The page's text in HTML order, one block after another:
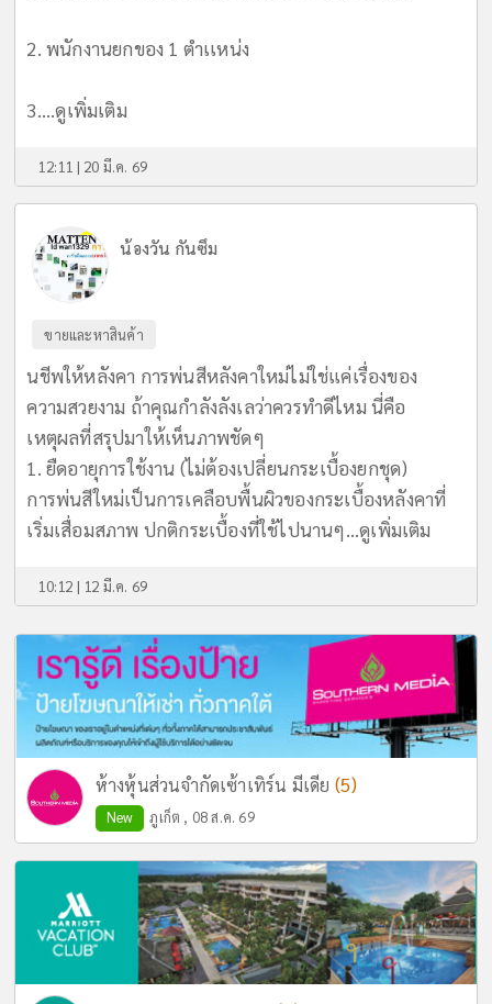
2. พนักงานยกของ 1 ตำเเหน่ง
3....ดูเพิ่มเติม
12:11 | 20 มี.ค. 69
น้องวัน กันซึม
ขายและหาสินค้า
นชีพให้หลังคา การพ่นสีหลังคาใหม่ไม่ใช่แค่เรื่องของ
ความสวยงาม ถ้าคุณกำลังลังเลว่าควรทำดีไหม นี่คือ
เหตุผลที่สรุปมาให้เห็นภาพชัดๆ
1. ยืดอายุการใช้งาน (ไม่ต้องเปลี่ยนกระเบื้องยกชุด)
การพ่นสีใหม่เป็นการเคลือบพื้นผิวของกระเบื้องหลังคาที่
เริ่มเสื่อมสภาพ ปกติกระเบื้องที่ใช้ไปนานๆ...ดูเพิ่มเติม
10:12 | 12 มี.ค. 69
ห้างหุ้นส่วนจำกัดเซ้าเทิร์น มีเดีย (5)
New ภูเก็ต , 08 ส.ค. 69